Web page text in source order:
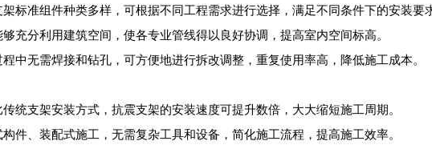
标准组件种类多样，可根据不同工程需求进行选择，满足不同条件下的安装要求
充分利用建筑空间，使各专业管线得以良好协调，提高室内空间标高。
中无需焊接和钻孔，可方便地进行拆改调整，重复使用率高，降低施工成本。
统支架安装方式，抗震支架的安装速度可提升数倍，大大缩短施工周期。
件、装配式施工，无需复杂工具和设备，简化施工流程，提高施工效率。